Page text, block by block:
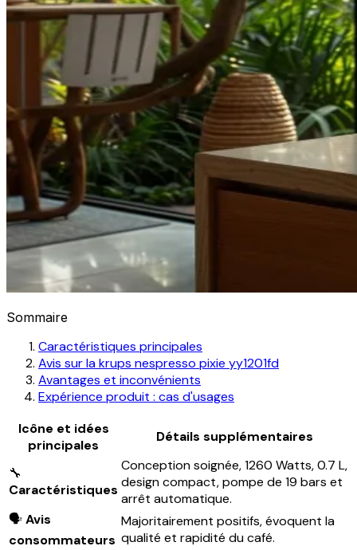
Sommaire
Caractéristiques principales
Avis sur la krups nespresso pixie yy1201fd
Avantages et inconvénients
Expérience produit : cas d'usages
Icône et idées
principales
Détails supplémentaires
🔧
Caractéristiques
Conception soignée, 1260 Watts, 0.7 L,
design compact, pompe de 19 bars et
arrêt automatique.
🗣️Avis
consommateurs
Majoritairement positifs, évoquent la
qualité et rapidité du café.